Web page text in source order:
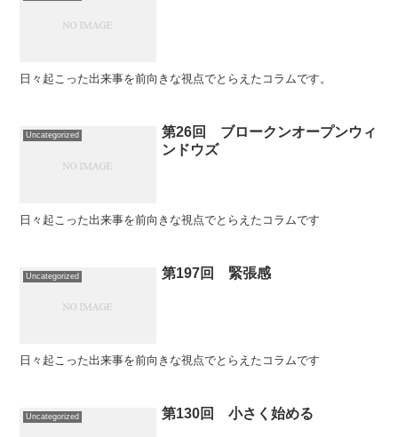
日々起こった出来事を前向きな視点でとらえたコラムです。
Uncategorized
第26回 ブロークンオープンウィ
ンドウズ
日々起こった出来事を前向きな視点でとらえたコラムです
Uncategorized 第197回 緊張感
日々起こった出来事を前向きな視点でとらえたコラムです
Uncategorized 第130回 小さく始める